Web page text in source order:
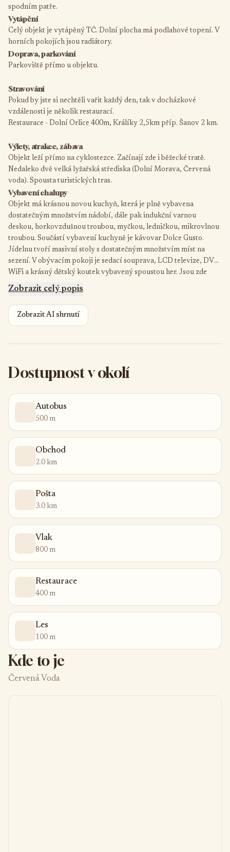
spodním patře.
Vytápění
Celý objekt je vytápěný TČ. Dolní plocha má podlahové topení. V
horních pokojích jsou radiátory.
Doprava, parkování
Parkoviště přímo u objektu.
Stravování
Pokud by jste si nechtěli vařit každý den, tak v docházkové
vzdálenosti je několik restaurací.
Restaurace - Dolní Orlice 400m, Králíky 2,5km příp. Šanov 2 km.
Výlety, atrakce, zábava
Objekt leží přímo na cyklostezce. Začínají zde i běžecké tratě.
Nedaleko dvě velká lyžařská střediska (Dolní Morava, Červená
voda). Spousta turistických tras.
Vybavení chalupy
Objekt má krásnou novou kuchyň, která je plně vybavena
dostatečným množstvím nádobí, dále pak indukční varnou
deskou, horkovzdušnou troubou, myčkou, ledničkou, mikrovlnou
troubou. Součástí vybavení kuchyně je kávovar Dolce Gusto.
Jídelnu tvoří masivní stoly s dostatečným množstvím míst na
sezení. V obývacím pokoji je sedací souprava, LCD televize, DVD,
WiFi a krásný dětský koutek vybavený spoustou her. Jsou zde
také krbová kamna, které dokreslují užasnou atmosféru. Z
obývacího pokoje je vstup na venkovní zastřešenou terasu.
Zobrazit celý popis
Zobrazit AI shrnutí
Dostupnost v okolí
Autobus
500 m
Obchod
2.0 km
Pošta
3.0 km
Vlak
800 m
Restaurace
400 m
Les
100 m
Kde to je
Červená Voda